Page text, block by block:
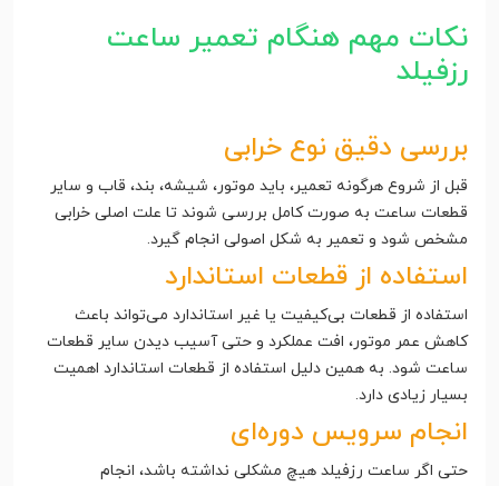
نکات مهم هنگام تعمیر ساعت
رزفیلد
بررسی دقیق نوع خرابی
قبل از شروع هرگونه تعمیر، باید موتور، شیشه، بند، قاب و سایر
قطعات ساعت به صورت کامل بررسی شوند تا علت اصلی خرابی
مشخص شود و تعمیر به شکل اصولی انجام گیرد.
استفاده از قطعات استاندارد
استفاده از قطعات بی‌کیفیت یا غیر استاندارد می‌تواند باعث
کاهش عمر موتور، افت عملکرد و حتی آسیب دیدن سایر قطعات
ساعت شود. به همین دلیل استفاده از قطعات استاندارد اهمیت
بسیار زیادی دارد.
انجام سرویس دوره‌ای
حتی اگر ساعت رزفیلد هیچ مشکلی نداشته باشد، انجام